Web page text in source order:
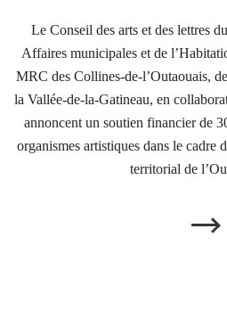
Le Conseil des arts et des lettres
Affaires municipales et de
MRC des Collines-de-l’Outaouais,
la Vallée-de-la-Gatineau, en
annoncent un soutien financier de
organismes artistiques dans le cadre
territorial de